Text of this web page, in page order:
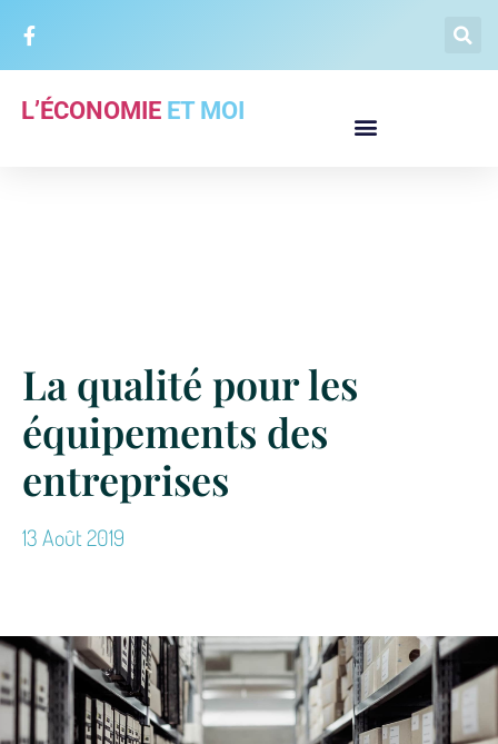
L’ÉCONOMIE ET MOI
La qualité pour les
équipements des
entreprises
13 Août 2019